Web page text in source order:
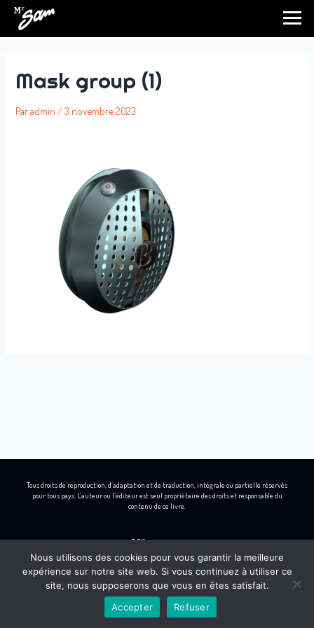
Aller
contenu
Mask group (1)
Paradmin /3 novembre 2023
Tous droits de reproduction, d’adaptation et de traduction, intégrale ou partielle réservés
pour tous pays. L’auteur ou l’éditeur est seul propriétaire des droits et responsable du
contenu de ce livre.
L I
n
s
B
e
h
Y
Nous utilisons des cookies pour vous garantir la meilleure
expérience sur notre site web. Si vous continuez à utiliser ce
site, nous supposerons que vous en êtes satisfait.
Accepter
Refuser